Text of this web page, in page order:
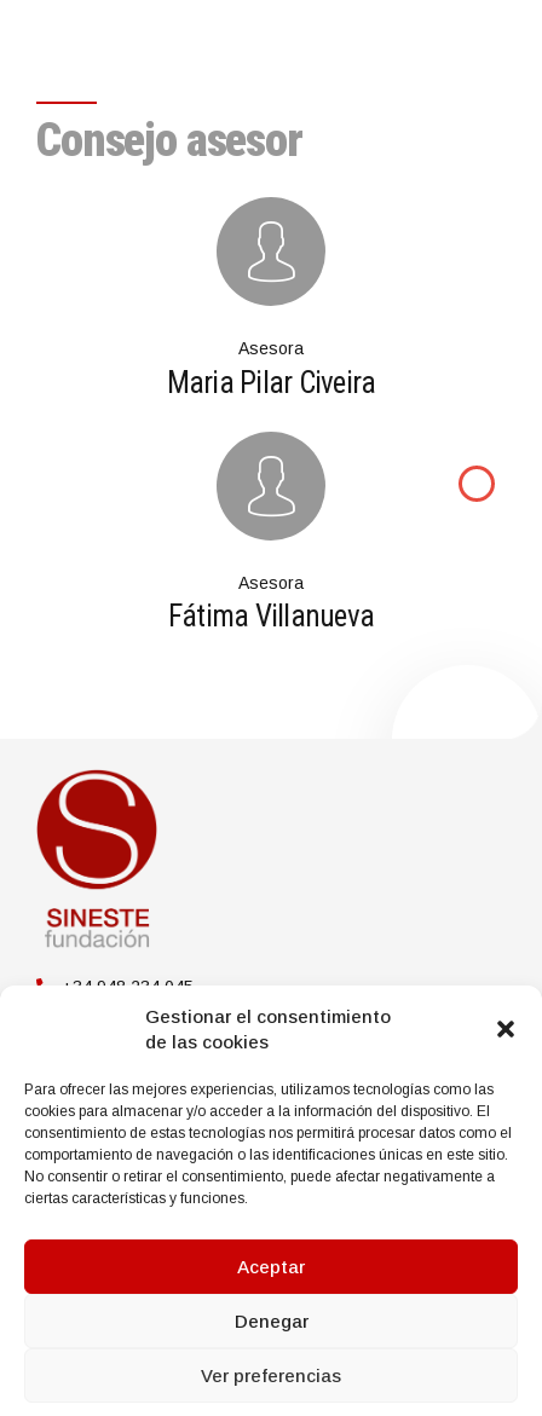
Gestionar el consentimiento
de las cookies
Para ofrecer las mejores experiencias, utilizamos tecnologías como las
cookies para almacenar y/o acceder a la información del dispositivo. El
consentimiento de estas tecnologías nos permitirá procesar datos como el
comportamiento de navegación o las identificaciones únicas en este sitio.
No consentir o retirar el consentimiento, puede afectar negativamente a
ciertas características y funciones.
Aceptar
Denegar
Ver preferencias
Consejo asesor
Asesora
Maria Pilar Civeira
Asesora
Fátima Villanueva
+34 948 234 045
C/ Sangüesa, 17 - 2º Dcha.
Síguenos en redes sociales
Aviso legal
Contacto
© Fundación SINESTE